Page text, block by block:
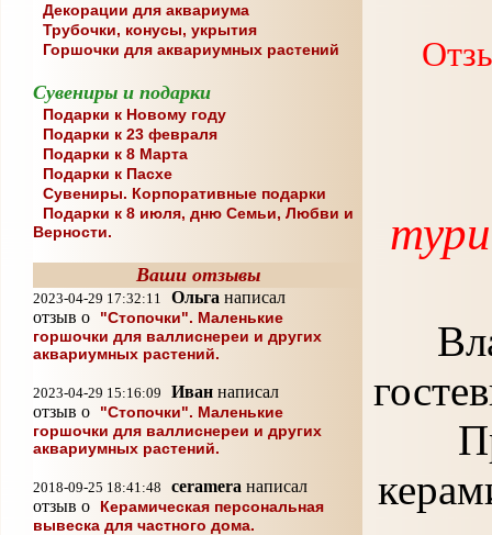
Декорации для аквариума
Трубочки, конусы, укрытия
Горшочки для аквариумных растений
Сувениры и подарки
Подарки к Новому году
Подарки к 23 февраля
Подарки к 8 Марта
Подарки к Пасхе
Сувениры. Корпоративные подарки
Подарки к 8 июля, дню Семьи, Любви и
Верности.
Ваши отзывы
2023-04-29 17:32:11 Ольга написал
отзыв о
"Стопочки". Маленькие
горшочки для валлиснереи и других
аквариумных растений.
2023-04-29 15:16:09 Иван написал
отзыв о
"Стопочки". Маленькие
горшочки для валлиснереи и других
аквариумных растений.
2018-09-25 18:41:48 ceramera написал
отзыв о
Керамическая персональная
вывеска для частного дома.